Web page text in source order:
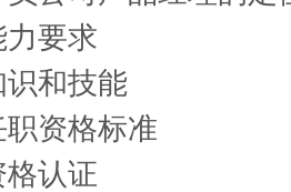
要求
和技能
资格标准
认证